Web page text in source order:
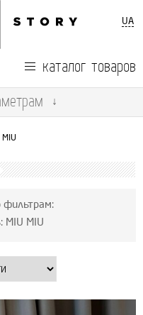
UA
каталог товаров
↓
MIU
фильтрам:
MIU MIU